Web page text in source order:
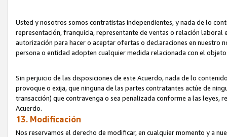
Usted y nosotros somos contratistas independientes, y nada de lo
representación, franquicia, representante de ventas o relación
autorización para hacer o aceptar ofertas o declaraciones en nuestro
persona o entidad adopten cualquier medida relacionada con el
Sin perjuicio de las disposiciones de este Acuerdo, nada de lo
provoque o exija, que ninguna de las partes contratantes actúe de
transacción) que contravenga o sea penalizada conforme a las leyes,
Acuerdo.
13. Modificación
Nos reservamos el derecho de modificar, en cualquier momento y a